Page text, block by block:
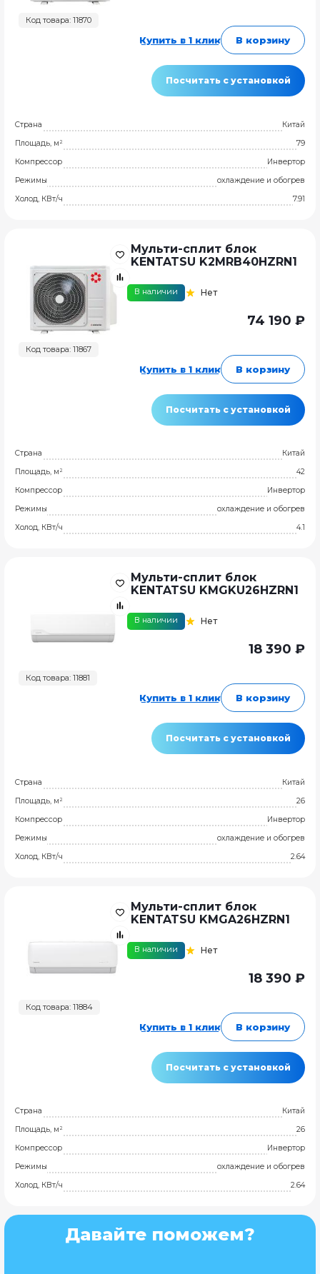
Код товара: 11870
Купить в 1 клик В корзину
Посчитать с установкой
Страна
Китай
Площадь, м²
79
Компрессор
Инвертор
Режимы
охлаждение и обогрев
Холод, КВт/ч
7.91
Код товара: 11867
Мульти-сплит блок
KENTATSU K2MRB40HZRN1
В наличии Нет
74 190 ₽
Купить в 1 клик В корзину
Посчитать с установкой
Страна
Китай
Площадь, м²
42
Компрессор
Инвертор
Режимы
охлаждение и обогрев
Холод, КВт/ч
4.1
Код товара: 11881
Мульти-сплит блок
KENTATSU KMGKU26HZRN1
В наличии Нет
18 390 ₽
Купить в 1 клик В корзину
Посчитать с установкой
Страна
Китай
Площадь, м²
26
Компрессор
Инвертор
Режимы
охлаждение и обогрев
Холод, КВт/ч
2.64
Код товара: 11884
Мульти-сплит блок
KENTATSU KMGA26HZRN1
В наличии Нет
18 390 ₽
Купить в 1 клик В корзину
Посчитать с установкой
Страна
Китай
Площадь, м²
26
Компрессор
Инвертор
Режимы
охлаждение и обогрев
Холод, КВт/ч
2.64
Давайте поможем?